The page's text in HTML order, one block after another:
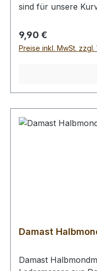
sind für unsere
einer 5,5 mm
passend. Zum
Ihnen unsere
Klingenbreite von
1,4 mm (schräger
Dicke von 2,5 mm
3: Haarmesser -
Regulärer Preis:
9,90 €
Preise inkl. MwSt.
Damast
Damast